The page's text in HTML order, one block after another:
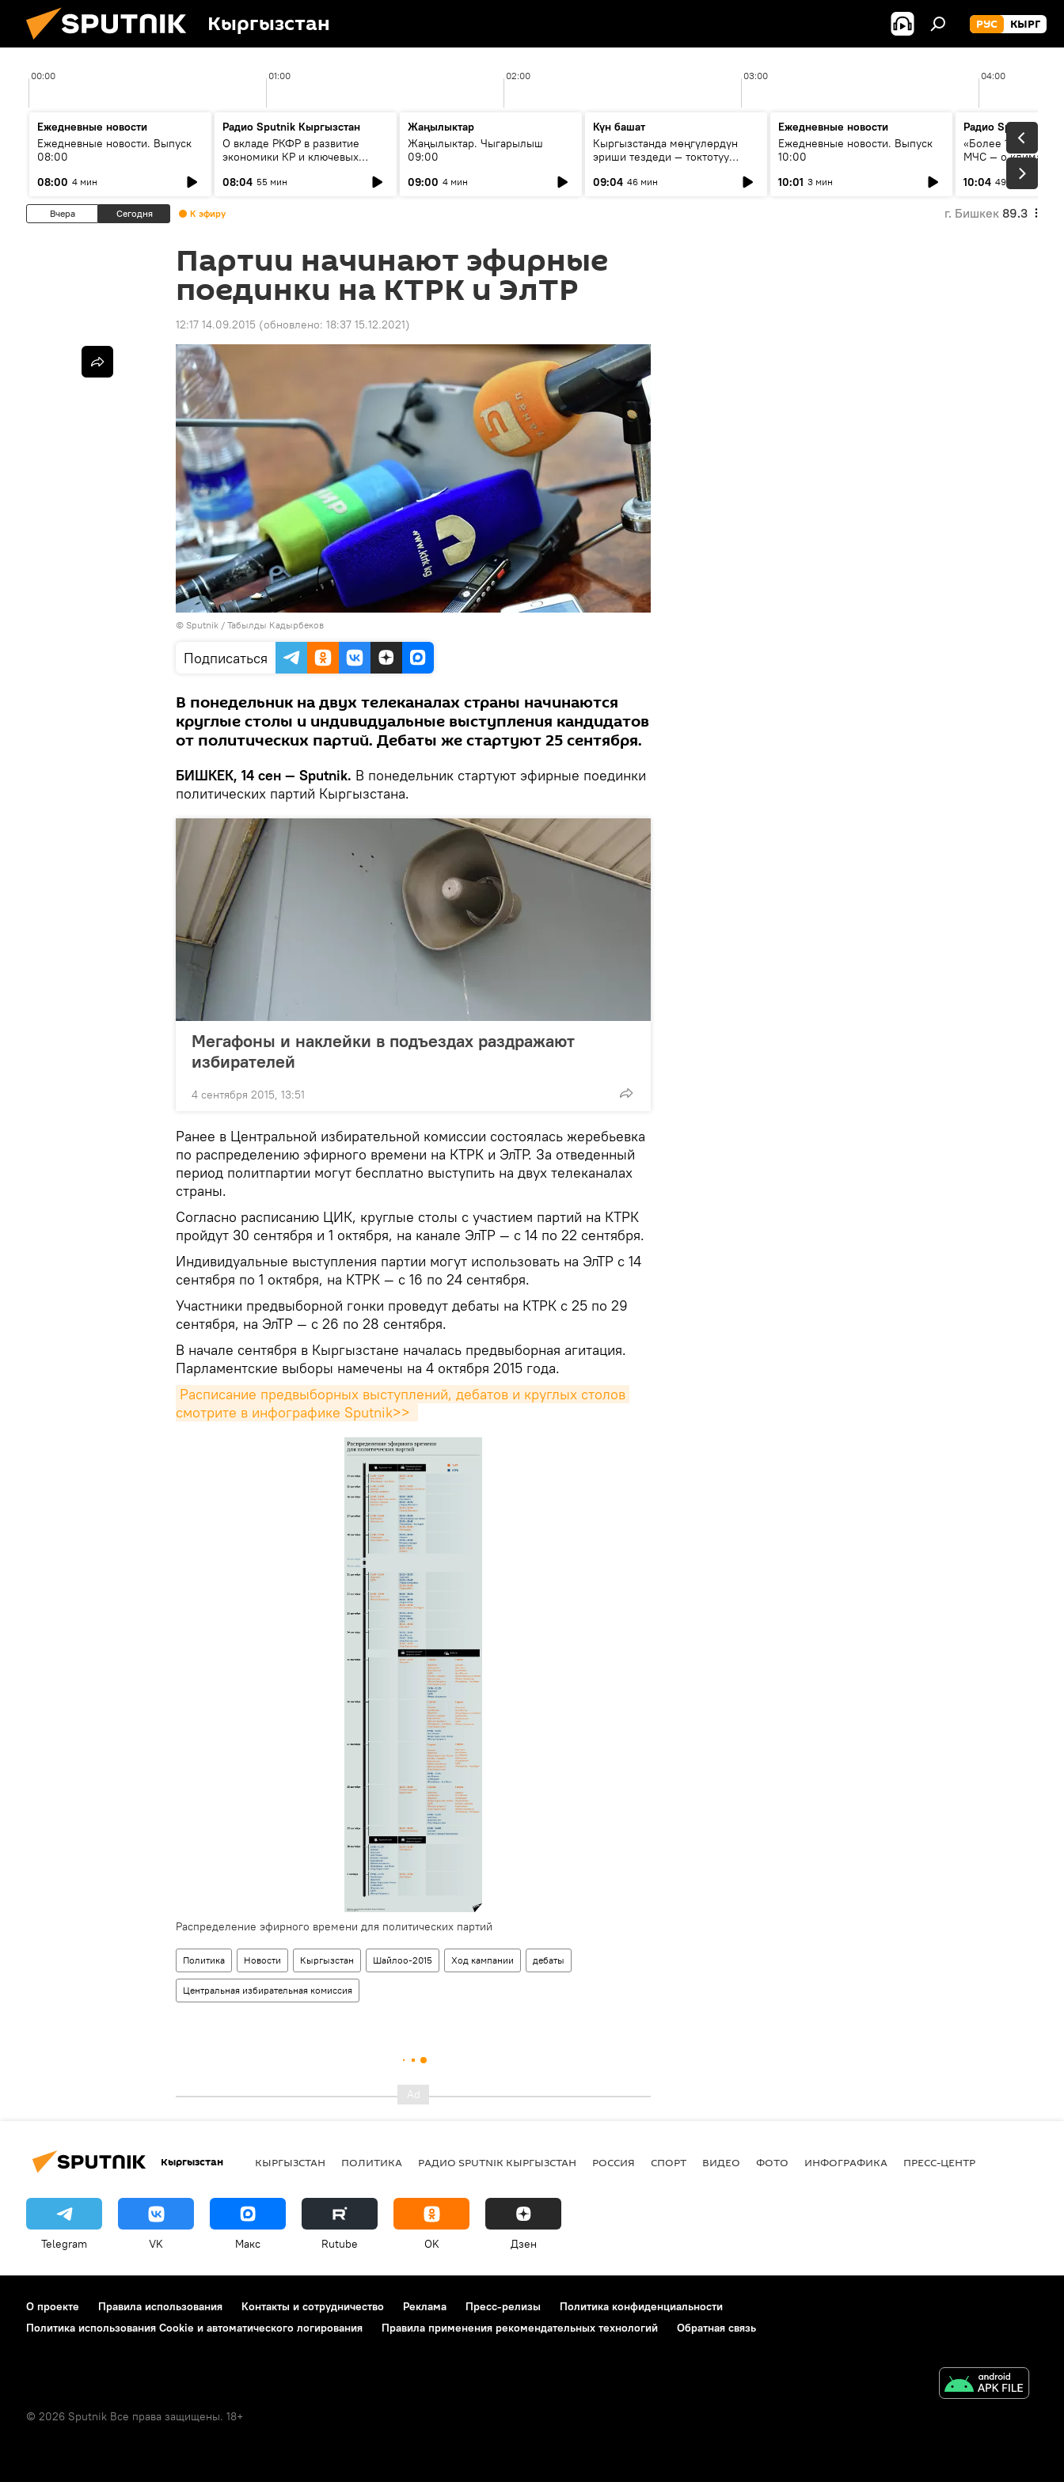
Кыргызстан РУС КЫРГ
00:00 01:00 02:00 03:00 04:00
Ежедневные новости
Ежедневные новости. Выпуск
08:00
08:00 4 мин
Радио Sputnik Кыргызстан
О вкладе РКФР в развитие
экономики КР и ключевых
08:04 55 мин
Жаңылыктар
Жаңылыктар. Чыгарылыш
09:00
09:00 4 мин
Күн башат
Кыргызстанда мөңгүлөрдүн
эриши тездеди — токтотуу
09:04 46 мин
Ежедневные новости
Ежедневные новости. Выпуск
10:00
10:01 3 мин
Радио Sputnik
«Более 1200 сёл в
МЧС — о климате,
системе
населения
10:04 49 мин
Вчера Сегодня К эфиру г. Бишкек 89.3
Партии начинают эфирные
поединки на КТРК и ЭлТР
12:17 14.09.2015 (обновлено: 18:37 15.12.2021)
© Sputnik / Табылды Кадырбеков
Подписаться
В понедельник на двух телеканалах страны начинаются
круглые столы и индивидуальные выступления кандидатов
от политических партий. Дебаты же стартуют 25 сентября.
БИШКЕК, 14 сен — Sputnik. В понедельник стартуют эфирные поединки
политических партий Кыргызстана.
Мегафоны и наклейки в подъездах раздражают
избирателей
4 сентября 2015, 13:51
Ранее в Центральной избирательной комиссии состоялась жеребьевка
по распределению эфирного времени на КТРК и ЭлТР. За отведенный
период политпартии могут бесплатно выступить на двух телеканалах
страны.
Согласно расписанию ЦИК, круглые столы с участием партий на КТРК
пройдут 30 сентября и 1 октября, на канале ЭлТР — с 14 по 22 сентября.
Индивидуальные выступления партии могут использовать на ЭлТР с 14
сентября по 1 октября, на КТРК — с 16 по 24 сентября.
Участники предвыборной гонки проведут дебаты на КТРК с 25 по 29
сентября, на ЭлТР — с 26 по 28 сентября.
В начале сентября в Кыргызстане началась предвыборная агитация.
Парламентские выборы намечены на 4 октября 2015 года.
Расписание предвыборных выступлений, дебатов и круглых столов
смотрите в инфографике Sputnik>>
Распределение эфирного времени для политических партий
Политика Новости Кыргызстан Шайлоо-2015 Ход кампании дебаты
Центральная избирательная комиссия
Кыргызстан КЫРГЫЗСТАН ПОЛИТИКА РАДИО SPUTNIK КЫРГЫЗСТАН РОССИЯ СПОРТ ВИДЕО ФОТО ИНФОГРАФИКА ПРЕСС-ЦЕНТР
Telegram VK Макс Rutube OK Дзен
О проекте Правила использования Контакты и сотрудничество Реклама Пресс-релизы
Политика конфиденциальности
Политика использования Cookie и автоматического логирования
Правила применения рекомендательных технологий Обратная связь
© 2026 Sputnik Все права защищены. 18+